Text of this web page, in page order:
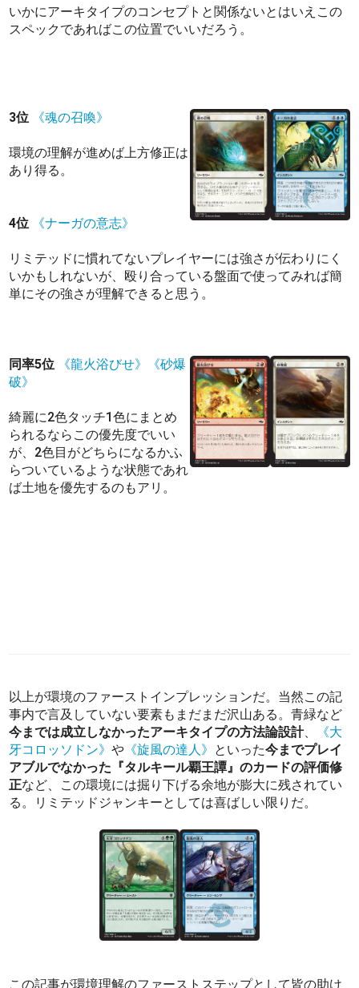
いかにアーキタイプのコンセプトと関係ないとはいえこの
スペックであればこの位置でいいだろう。
3位 《魂の召喚》
環境の理解が進めば上方修正は
あり得る。
4位 《ナーガの意志》
リミテッドに慣れてないプレイヤーには強さが伝わりにく
いかもしれないが、殴り合っている盤面で使ってみれば簡
単にその強さが理解できると思う。
同率5位 《龍火浴びせ》
《砂爆
破》
綺麗に2色タッチ1色にまとめ
られるならこの優先度でいい
が、2色目がどちらになるかふ
らついているような状態であれ
ば土地を優先するのもアリ。
以上が環境のファーストインプレッションだ。当然この記
事内で言及していない要素もまだまだ沢山ある。青緑など
今までは成立しなかったアーキタイプの方法論設計、
《大
牙コロッソドン》や 《旋風の達人》 といった今までプレイ
アブルでなかった『タルキール覇王譚』のカードの評価修
正など、この環境には掘り下げる余地が膨大に残されてい
る。リミテッドジャンキーとしては喜ばしい限りだ。
この記事が環境理解のファーストステップとして皆の助け